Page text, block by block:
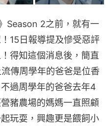
Season 2之前，就有一
15日報導提及慘受惡評
得知這個消息後，簡直
傳周學年的爸爸是位香
過周學年的爸爸去年4
豬農場的媽媽一直照顧
玩耍，興趣更是餵飼小